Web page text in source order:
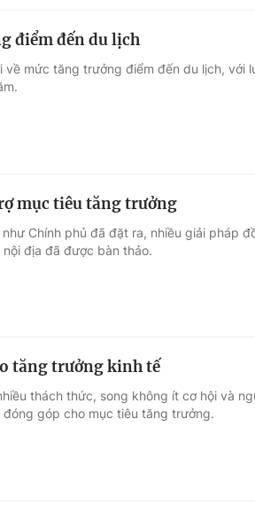
điểm đến du lịch
mức tăng trưởng điểm đến du lịch, với
mục tiêu tăng trưởng
Chính phủ đã đặt ra, nhiều giải pháp
địa đã được bàn thảo.
tăng trưởng kinh tế
thách thức, song không ít cơ hội và
góp cho mục tiêu tăng trưởng.